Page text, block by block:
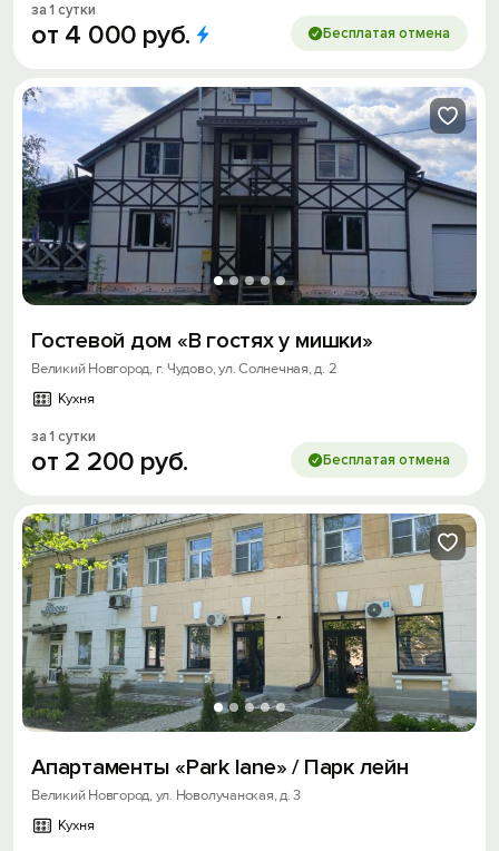
за 1 сутки
от 4 000 руб. Бесплатая отмена
Гостевой дом «В гостях у мишки»
Великий Новгород, г. Чудово, ул. Солнечная, д. 2
Кухня
за 1 сутки
от 2 200 руб. Бесплатая отмена
Апартаменты «Park lane» / Парк лейн
Великий Новгород, ул. Новолучанская, д. 3
Кухня